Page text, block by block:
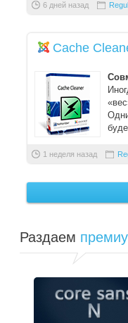
6 дней назад
Cache
1 неделя назад
Раздаем